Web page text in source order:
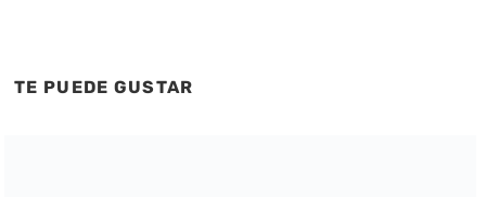
TE PUEDE GUSTAR